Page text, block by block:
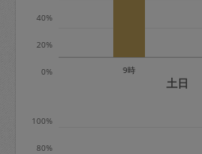
※キャンセル料金の設
相当で料金設定されて
0%
20%
40%
9時
土日
80%
100%